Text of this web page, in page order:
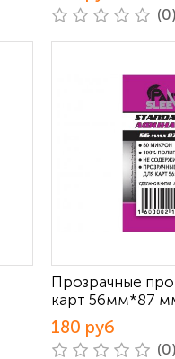
Прозрачные
карт 56мм*87
180 руб